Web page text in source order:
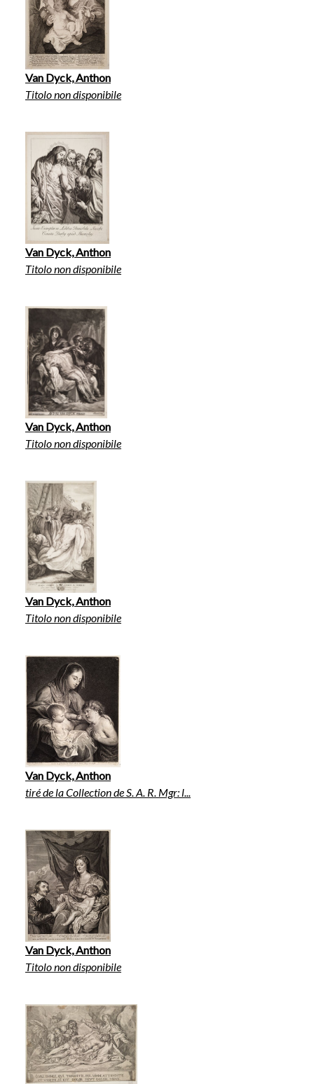
Van Dyck, Anthon
Titolo non disponibile
Van Dyck, Anthon
Titolo non disponibile
Van Dyck, Anthon
Titolo non disponibile
Van Dyck, Anthon
Titolo non disponibile
Van Dyck, Anthon
tiré de la Collection de S. A. R. Mgr: l...
Van Dyck, Anthon
Titolo non disponibile